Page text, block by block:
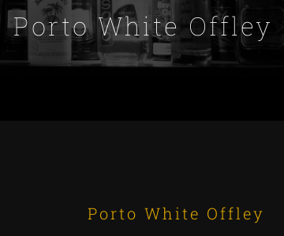
Porto White Offley
Porto White Offley